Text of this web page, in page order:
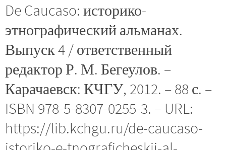
De Caucaso: историко-
этнографический альманах.
Выпуск 4 / ответственный
редактор Р. М. Бегеулов. –
Карачаевск: КЧГУ, 2012. – 88 с. –
ISBN 978-5-8307-0255-3. – URL:
https://lib.kchgu.ru/de-caucaso-